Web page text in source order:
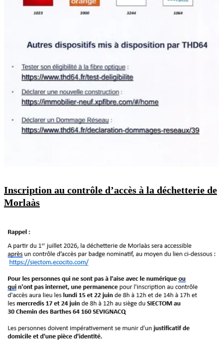
Inscription au contrôle d’accès à la déchetterie de
Morlaàs